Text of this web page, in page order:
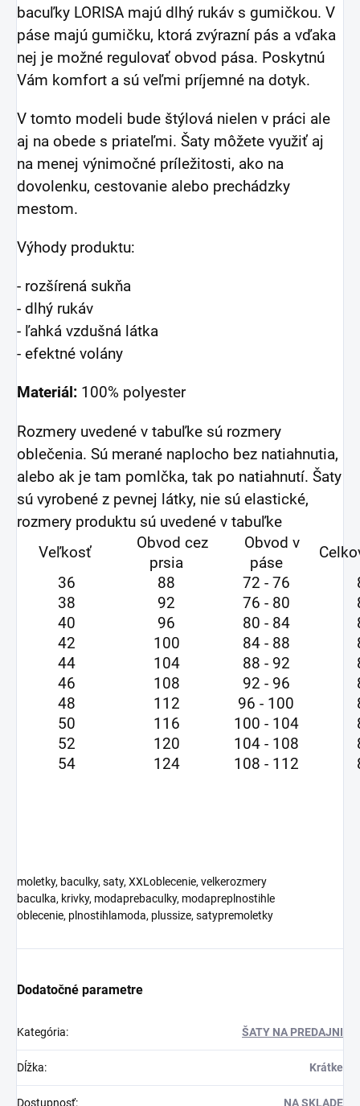
bacuľky LORISA majú dlhý rukáv s gumičkou. V
páse majú gumičku, ktorá zvýrazní pás a vďaka
nej je možné regulovať obvod pása. Poskytnú
Vám komfort a sú veľmi príjemné na dotyk.
V tomto modeli bude štýlová nielen v práci ale
aj na obede s priateľmi. Šaty môžete využiť aj
na menej výnimočné príležitosti, ako na
dovolenku, cestovanie alebo prechádzky
mestom.
Výhody produktu:
- rozšírená sukňa
- dlhý rukáv
- ľahká vzdušná látka
- efektné volány
Materiál: 100% polyester
Rozmery uvedené v tabuľke sú rozmery
oblečenia. Sú merané naplocho bez natiahnutia,
alebo ak je tam pomlčka, tak po natiahnutí. Šaty
sú vyrobené z pevnej látky, nie sú elastické,
rozmery produktu sú uvedené v tabuľke
Veľkosť
Obvod cez
prsia
Obvod v
páse
36
88 72 - 76
38
92 76 - 80
40
96 80 - 84
42
100 84 - 88
44
104 88 - 92
46
108 92 - 96
48
112 96 - 100
50
116 100 - 104
52
120 104 - 108
54
124 108 - 112
moletky, baculky, saty, XXLoblecenie, velkerozmery
baculka, krivky, modaprebaculky, modapreplnostihle
oblecenie, plnostihlamoda, plussize, satypremoletky
Dodatočné parametre
Kategória: ŠATY NA PREDAJNI
Dĺžka: Krátke
Dostupnosť: NA SKLADE